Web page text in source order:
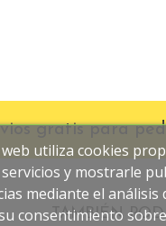
gratis para
TAMBIÉN
utiliza cookies
y mostrarle
mediante el análisis
consentimiento